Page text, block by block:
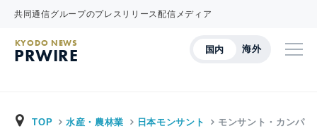
共同通信グループのプレスリリース配信メディア
国内 海外
KYODO NEWS
PRWIRE
TOP 水産・農林業 日本モンサント モンサント・カンパ